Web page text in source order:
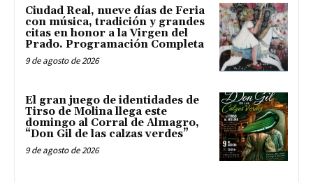
Ciudad Real, nueve días de Feria
con música, tradición y grandes
citas en honor a la Virgen del
Prado. Programación Completa
9 de agosto de 2026
El gran juego de identidades de
Tirso de Molina llega este
domingo al Corral de Almagro,
“Don Gil de las calzas verdes”
9 de agosto de 2026